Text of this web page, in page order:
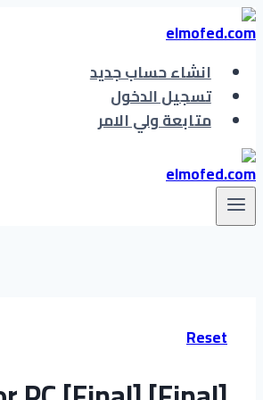
انشاء حساب جديد
تسجيل الدخول
متابعة ولي الامر
Reset